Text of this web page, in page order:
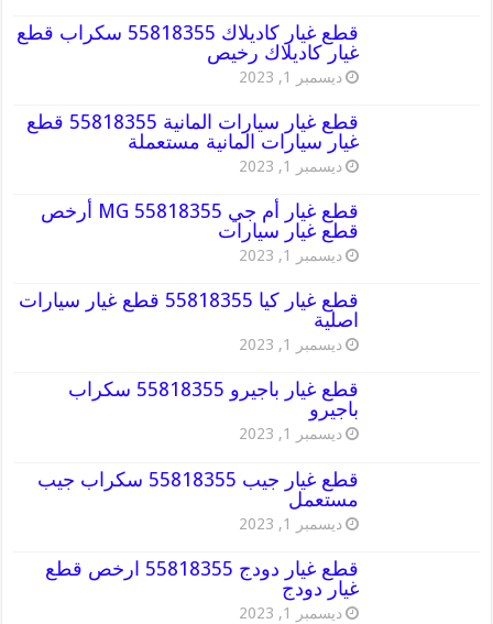
قطع غيار كاديلاك 55818355 سكراب قطع
غيار كاديلاك رخيص
ديسمبر 1, 2023
قطع غيار سيارات المانية 55818355 قطع
غيار سيارات المانية مستعملة
ديسمبر 1, 2023
قطع غيار أم جي MG 55818355 أرخص
قطع غيار سيارات
ديسمبر 1, 2023
قطع غيار كيا 55818355 قطع غيار سيارات
اصلية
ديسمبر 1, 2023
قطع غيار باجيرو 55818355 سكراب
باجيرو
ديسمبر 1, 2023
قطع غيار جيب 55818355 سكراب جيب
مستعمل
ديسمبر 1, 2023
قطع غيار دودج 55818355 ارخص قطع
غيار دودج
ديسمبر 1, 2023